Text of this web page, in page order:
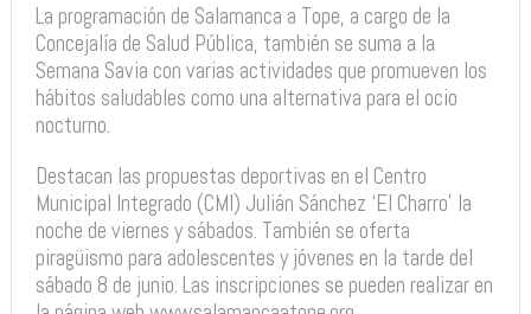
La programación de Salamanca a Tope, a cargo de la
Concejalía de Salud Pública, también se suma a la
Semana Savia con varias actividades que promueven los
hábitos saludables como una alternativa para el ocio
nocturno.
Destacan las propuestas deportivas en el Centro
Municipal Integrado (CMI) Julián Sánchez ‘El Charro’ la
noche de viernes y sábados. También se oferta
piragüismo para adolescentes y jóvenes en la tarde del
sábado 8 de junio. Las inscripciones se pueden realizar en